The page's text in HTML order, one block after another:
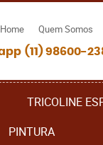
Home Quem Somos
(11)98600-
TRICOLINE
PINTURA